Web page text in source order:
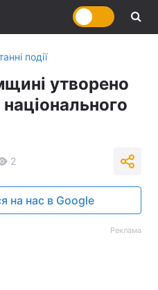
події
утворено
2
на нас в Google
Реклама